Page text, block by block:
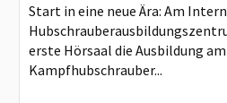
Start in eine neue Ära: Am
erste Hörsaal die Ausbildung
Kampfhubschrauber...